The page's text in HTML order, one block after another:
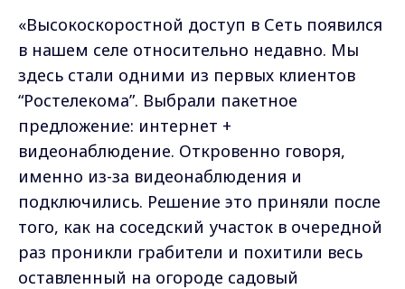
«Высокоскоростной доступ в Сеть появился
в нашем селе относительно недавно. Мы
здесь стали одними из первых клиентов
“Ростелекома”. Выбрали пакетное
предложение: интернет +
видеонаблюдение. Откровенно говоря,
именно из-за видеонаблюдения и
подключились. Решение это приняли после
того, как на соседский участок в очередной
раз проникли грабители и похитили весь
оставленный на огороде садовый